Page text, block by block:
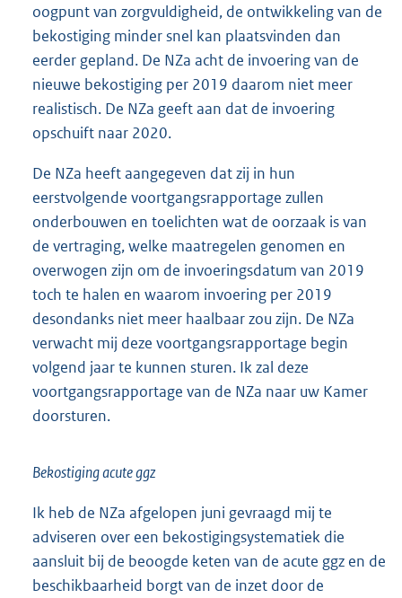
oogpunt van zorgvuldigheid, de ontwikkeling van de
bekostiging minder snel kan plaatsvinden dan
eerder gepland. De NZa acht de invoering van de
nieuwe bekostiging per 2019 daarom niet meer
realistisch. De NZa geeft aan dat de invoering
opschuift naar 2020.
De NZa heeft aangegeven dat zij in hun
eerstvolgende voortgangsrapportage zullen
onderbouwen en toelichten wat de oorzaak is van
de vertraging, welke maatregelen genomen en
overwogen zijn om de invoeringsdatum van 2019
toch te halen en waarom invoering per 2019
desondanks niet meer haalbaar zou zijn. De NZa
verwacht mij deze voortgangsrapportage begin
volgend jaar te kunnen sturen. Ik zal deze
voortgangsrapportage van de NZa naar uw Kamer
doorsturen.
Bekostiging acute ggz
Ik heb de NZa afgelopen juni gevraagd mij te
adviseren over een bekostigingsystematiek die
aansluit bij de beoogde keten van de acute ggz en de
beschikbaarheid borgt van de inzet door de